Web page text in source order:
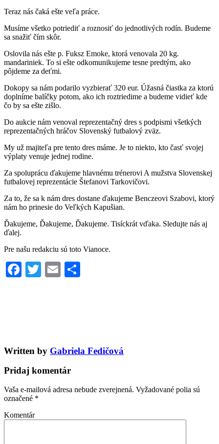
Teraz nás čaká ešte veľa práce.
Musíme všetko potriediť a roznosiť do jednotlivých rodín. Budeme
sa snažiť čím skôr.
Oslovila nás ešte p. Fuksz Emoke, ktorá venovala 20 kg.
mandariniek. To si ešte odkomunikujeme tesne predtým, ako
pôjdeme za deťmi.
Dokopy sa nám podarilo vyzbierať 320 eur. Úžasná čiastka za ktorú
doplníme balíčky potom, ako ich roztriedime a budeme vidieť kde
čo by sa ešte zišlo.
Do aukcie nám venoval reprezentačný dres s podpismi všetkých
reprezentačných hráčov Slovenský futbalový zväz.
My už majiteľa pre tento dres máme. Je to niekto, kto časť svojej
výplaty venuje jednej rodine.
Za spoluprácu ďakujeme hlavnému trénerovi A mužstva Slovenskej
futbalovej reprezentácie Štefanovi Tarkovičovi.
Za to, že sa k nám dres dostane ďakujeme Benczeovi Szabovi, ktorý
nám ho prinesie do Veľkých Kapušian.
Ďakujeme, Ďakujeme, Ďakujeme. Tisíckrát vďaka. Sledujte nás aj
ďalej.
Pre našu redakciu sú toto Vianoce.
Facebook
TwitterEmail
Written by Gabriela Fedičová
Pridaj komentár
Vaša e-mailová adresa nebude zverejnená. Vyžadované polia sú
označené *
Komentár